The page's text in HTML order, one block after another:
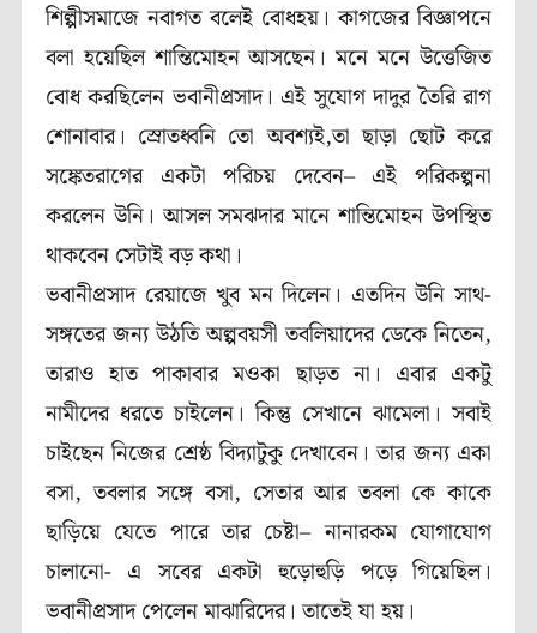
শিল্পীসমাজে নবাগত বলেই বোধহয়। কাগজের বিজ্ঞাপনে
বলা হয়েছিল শান্তিমোহন আসছেন। মনে মনে উত্তেজিত
বোধ করছিলেন ভবানীপ্রসাদ। এই সুযোগ দাদুর তৈরি রাগ
শোনাবার। স্রোতধ্বনি তো অবশ্যই,তা ছাড়া ছোট করে
সঙ্কেতরাগের একটা পরিচয় দেবেন– এই পরিকল্পনা
করলেন উনি। আসল সমঝদার মানে শান্তিমোহন উপস্থিত
থাকবেন সেটাই বড় কথা।
ভবানীপ্রসাদ রেয়াজে খুব মন দিলেন। এতদিন উনি সাথ-
সঙ্গতের জন্য উঠতি অল্পবয়সী তবলিয়াদের ডেকে নিতেন,
তারাও হাত পাকাবার মওকা ছাড়ত না। এবার একটু
নামীদের ধরতে চাইলেন। কিন্তু সেখানে ঝামেলা। সবাই
চাইছেন নিজের শ্রেষ্ঠ বিদ্যাটুকু দেখাবেন। তার জন্য একা
বসা, তবলার সঙ্গে বসা, সেতার আর তবলা কে কাকে
ছাড়িয়ে যেতে পারে তার চেষ্টা– নানারকম যোগাযোগ
চালানো- এ সবের একটা হুড়োহুড়ি পড়ে গিয়েছিল।
ভবানীপ্রসাদ পেলেন মাঝারিদের। তাতেই যা হয়।